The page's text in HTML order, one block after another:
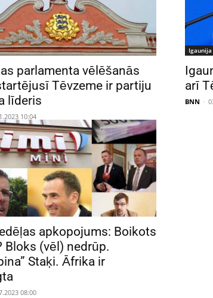
parlamenta vēlēšanās
Tēvzeme ir partiju
līderis
10:04
Igaunija
arī
BNN -
apkopojums: Boikots
Bloks (vēl) nedrūp.
Staķi. Āfrika ir
08:00